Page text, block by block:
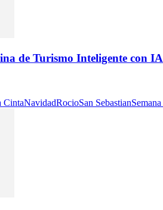
de Turismo Inteligente con
CintaNavidadRocioSan Sebastian